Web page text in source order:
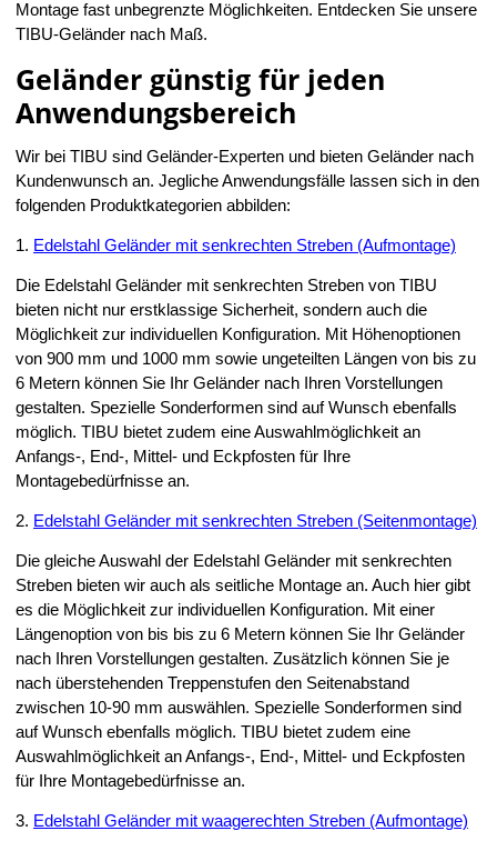
Montage fast unbegrenzte Möglichkeiten. Entdecken Sie unsere
TIBU-Geländer nach Maß.
Geländer günstig für jeden
Anwendungsbereich
Wir bei TIBU sind Geländer-Experten und bieten Geländer nach
Kundenwunsch an. Jegliche Anwendungsfälle lassen sich in den
folgenden Produktkategorien abbilden:
1. Edelstahl Geländer mit senkrechten Streben (Aufmontage)
Die Edelstahl Geländer mit senkrechten Streben von TIBU
bieten nicht nur erstklassige Sicherheit, sondern auch die
Möglichkeit zur individuellen Konfiguration. Mit Höhenoptionen
von 900 mm und 1000 mm sowie ungeteilten Längen von bis zu
6 Metern können Sie Ihr Geländer nach Ihren Vorstellungen
gestalten. Spezielle Sonderformen sind auf Wunsch ebenfalls
möglich. TIBU bietet zudem eine Auswahlmöglichkeit an
Anfangs-, End-, Mittel- und Eckpfosten für Ihre
Montagebedürfnisse an.
2. Edelstahl Geländer mit senkrechten Streben (Seitenmontage)
Die gleiche Auswahl der Edelstahl Geländer mit senkrechten
Streben bieten wir auch als seitliche Montage an. Auch hier gibt
es die Möglichkeit zur individuellen Konfiguration. Mit einer
Längenoption von bis bis zu 6 Metern können Sie Ihr Geländer
nach Ihren Vorstellungen gestalten. Zusätzlich können Sie je
nach überstehenden Treppenstufen den Seitenabstand
zwischen 10-90 mm auswählen. Spezielle Sonderformen sind
auf Wunsch ebenfalls möglich. TIBU bietet zudem eine
Auswahlmöglichkeit an Anfangs-, End-, Mittel- und Eckpfosten
für Ihre Montagebedürfnisse an.
3. Edelstahl Geländer mit waagerechten Streben (Aufmontage)